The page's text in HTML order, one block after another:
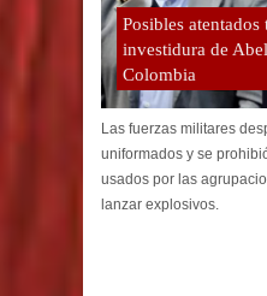
Posibles
investidura de
Colombia
Las fuerzas militares
uniformados y se
usados por las
lanzar explosivos.